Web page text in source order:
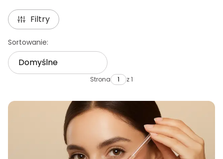
Filtry
Lista produktów
Sortowanie:
Domyślne
Strona z 1